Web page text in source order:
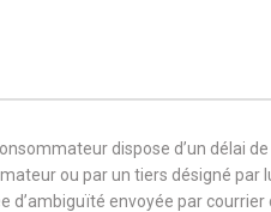
dispose d’un délai
ou par un tiers désigné par
envoyée par courrier